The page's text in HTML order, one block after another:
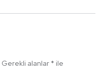
Gerekli alanlar * ile